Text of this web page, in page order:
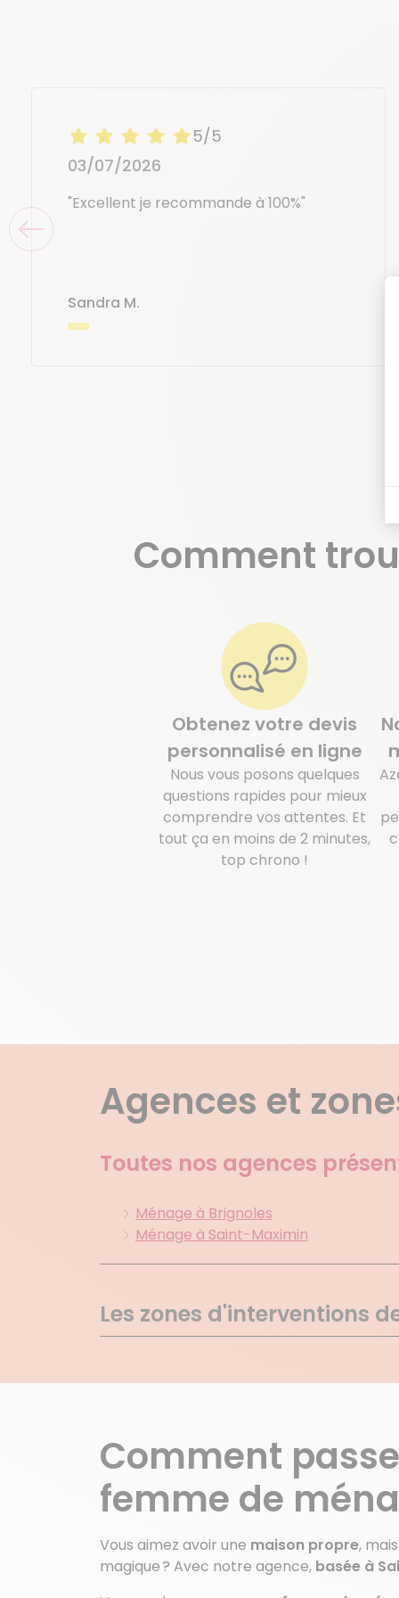
5/5
03/07/2026
"Excellent je recommande à 100%"
Sandra M.
Comment
Obtenez votre devis
personnalisé en ligne
Nous vous posons quelques
questions rapides pour mieux
comprendre vos attentes. Et
tout ça en moins de 2 minutes,
top chrono !
Agences et
Toutes nos agences
Ménage à Brignoles
Ménage à Saint-Maximin
Les zones d'interventions
Puget Sur Argens
St Raphael
Comment
femme de
Vous aimez avoir une maison propre,
magique ? Avec notre agence, basée à